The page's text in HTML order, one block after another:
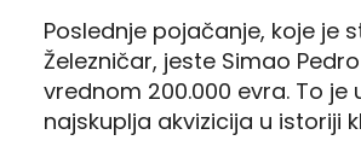
Poslednje pojačanje, koje je
Železničar, jeste Simao
vrednom 200.000 evra. To je
najskuplja akvizicija u istoriji